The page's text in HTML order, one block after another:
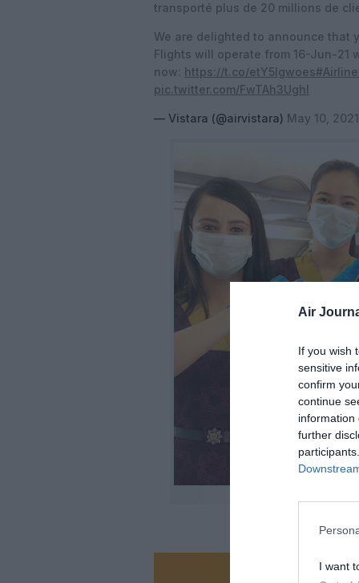
Air
If you wish
sensitive
confirm
continue
information
further
I want
transporté plus de 20 millions de
We are delighted to announce that
Flights will operate from 16-Jun-21
now: https://t.co/etY5lgwoes
pic.twitter.com/FwTAh3UghI
— Vistara (@airvistara) May 10, 2021